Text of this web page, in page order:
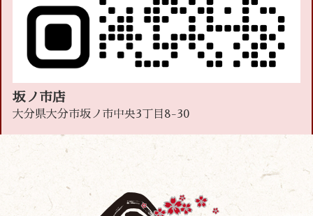
坂ノ市店
大分県大分市坂ノ市中央3丁目8-30